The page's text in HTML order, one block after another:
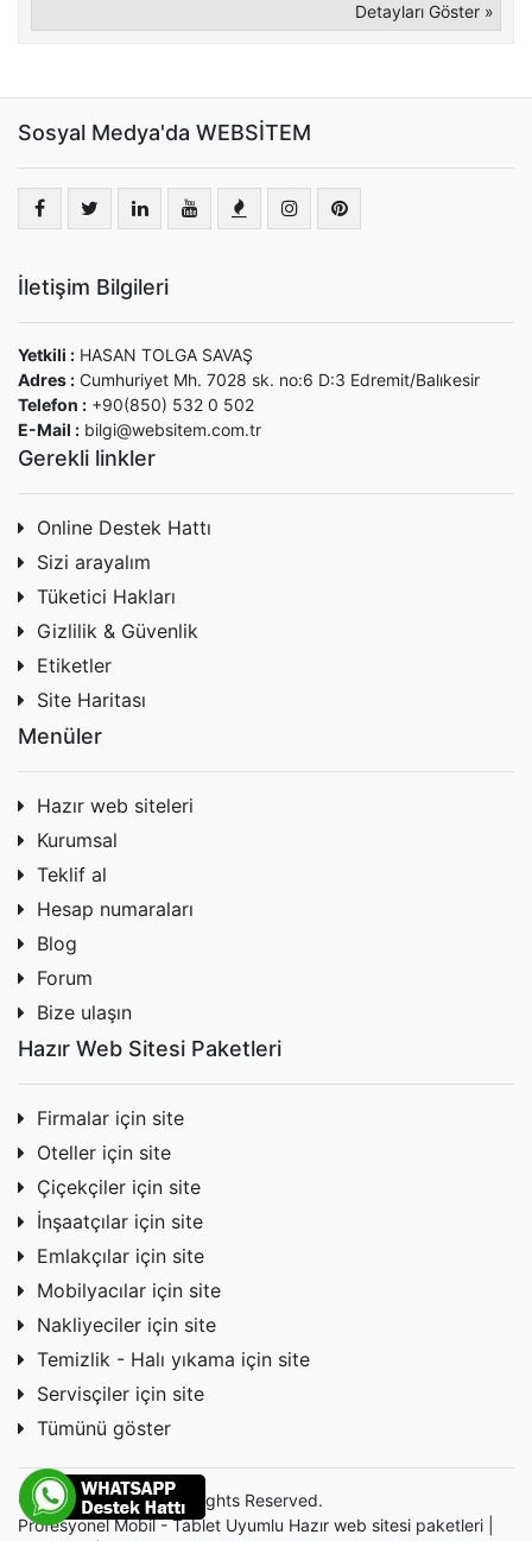
Detayları Göster »
Sosyal Medya'da WEBSİTEM
İletişim Bilgileri
Yetkili : HASAN TOLGA SAVAŞ
Adres : Cumhuriyet Mh. 7028 sk. no:6 D:3 Edremit/Balıkesir
Telefon : +90(850) 532 0 502
E-Mail : bilgi@websitem.com.tr
Gerekli linkler
Online Destek Hattı
Sizi arayalım
Tüketici Hakları
Gizlilik & Güvenlik
Etiketler
Site Haritası
Menüler
Hazır web siteleri
Kurumsal
Teklif al
Hesap numaraları
Blog
Forum
Bize ulaşın
Hazır Web Sitesi Paketleri
Firmalar için site
Oteller için site
Çiçekçiler için site
İnşaatçılar için site
Emlakçılar için site
Mobilyacılar için site
Nakliyeciler için site
Temizlik - Halı yıkama için site
Servisçiler için site
Tümünü göster
© 2026 Websitem. All Rights Reserved.
Profesyonel Mobil - Tablet Uyumlu Hazır web sitesi paketleri |